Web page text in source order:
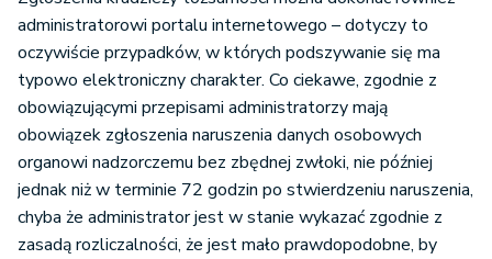
administratorowi portalu internetowego – dotyczy to
oczywiście przypadków, w których podszywanie się ma
typowo elektroniczny charakter. Co ciekawe, zgodnie z
obowiązującymi przepisami administratorzy mają
obowiązek zgłoszenia naruszenia danych osobowych
organowi nadzorczemu bez zbędnej zwłoki, nie później
jednak niż w terminie 72 godzin po stwierdzeniu naruszenia,
chyba że administrator jest w stanie wykazać zgodnie z
zasadą rozliczalności, że jest mało prawdopodobne, by